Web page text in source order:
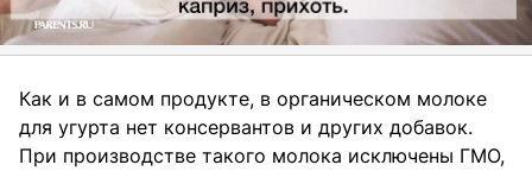
Как и в самом продукте, в органическом молоке
для угурта нет консервантов и других добавок.
При производстве такого молока исключены ГМО,